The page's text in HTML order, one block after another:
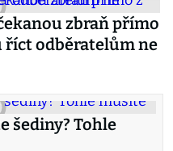
zbraň přímo
říct odběratelům ne
šediny? Tohle